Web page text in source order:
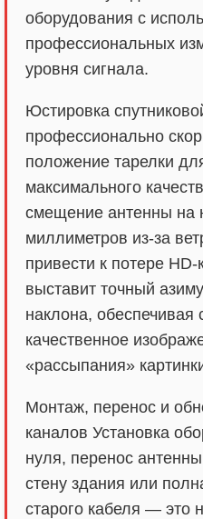
оборудования с
профессиональных
уровня сигнала.
Юстировка
профессионально
положение тарелки
максимального
смещение антенны на
миллиметров из-за
привести к потере
выставит точный
наклона, обеспечивая
качественное
«рассыпания»
Монтаж, перенос и
каналов Установка
нуля, перенос
стену здания или
старого кабеля — это